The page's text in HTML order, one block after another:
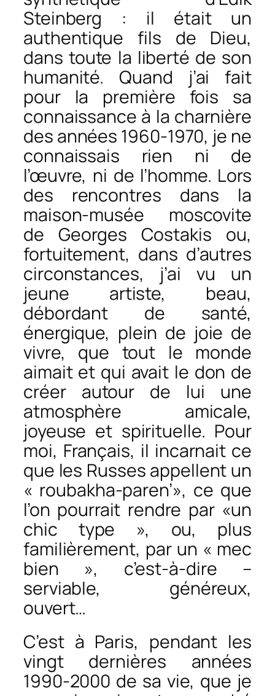
Steinberg : il était un
authentique fils de Dieu,
dans toute la liberté de son
humanité. Quand j’ai fait
pour la première fois sa
connaissance à la charnière
des années 1960-1970, je ne
connaissais rien ni de
l’œuvre, ni de l’homme. Lors
des rencontres dans la
maison-musée moscovite
de Georges Costakis ou,
fortuitement, dans d’autres
circonstances, j’ai vu un
jeune artiste, beau,
débordant de santé,
énergique, plein de joie de
vivre, que tout le monde
aimait et qui avait le don de
créer autour de lui une
atmosphère amicale,
joyeuse et spirituelle. Pour
moi, Français, il incarnait ce
que les Russes appellent un
« roubakha-paren’», ce que
l’on pourrait rendre par «un
chic type », ou, plus
familièrement, par un « mec
bien », c’est-à-dire –
serviable, généreux,
ouvert…
C’est à Paris, pendant les
vingt dernières années
1990-2000 de sa vie, que je